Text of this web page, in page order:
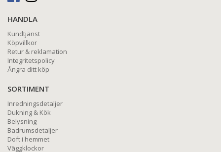
HANDLA
Kundtjänst
Köpvillkor
Retur & reklamation
Integritetspolicy
Ångra ditt köp
SORTIMENT
Inredningsdetaljer
Dukning & Kök
Belysning
Badrumsdetaljer
Doft i hemmet
Väggklockor